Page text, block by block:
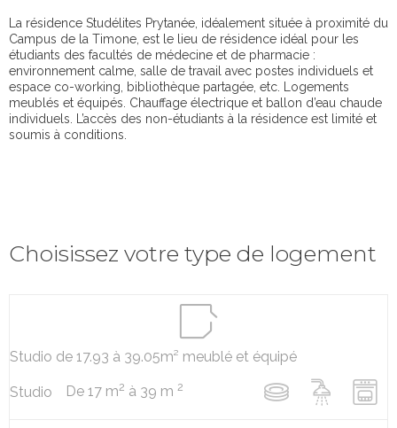
La résidence Studélites Prytanée, idéalement située à proximité du
Campus de la Timone, est le lieu de résidence idéal pour les
étudiants des facultés de médecine et de pharmacie :
environnement calme, salle de travail avec postes individuels et
espace co-working, bibliothèque partagée, etc. Logements
meublés et équipés. Chauffage électrique et ballon d’eau chaude
individuels. L’accès des non-étudiants à la résidence est limité et
soumis à conditions.
Choisissez votre type de logement
Studio de 17.93 à 39.05m² meublé et équipé
Studio De 17 m2 à 39 m 2